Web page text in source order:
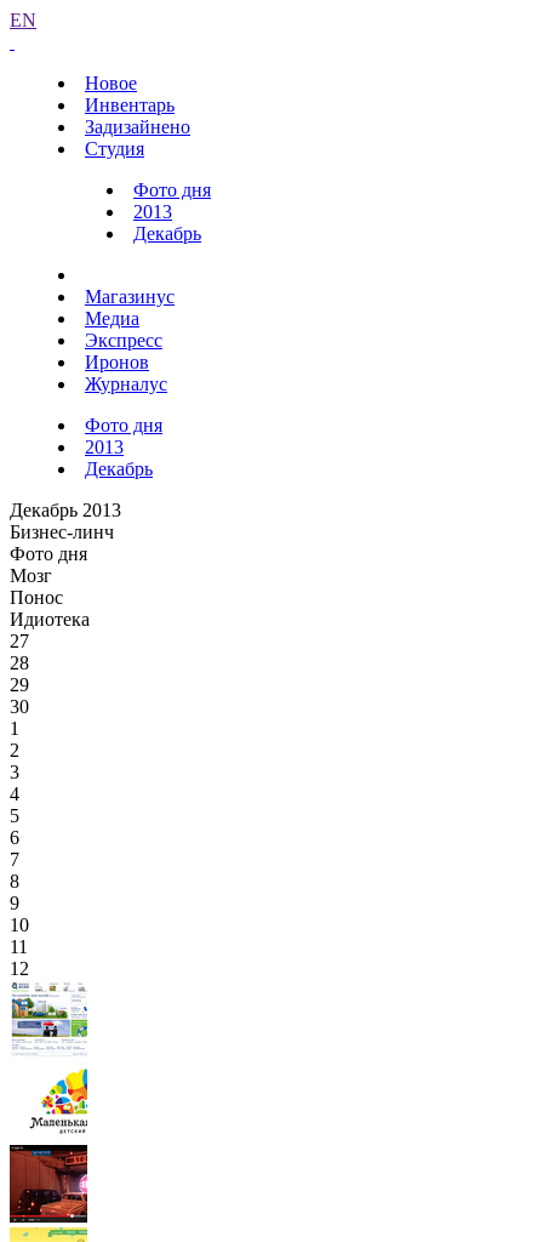
EN
Новое
Инвентарь
Задизайнено
Студия
Фото дня
2013
Декабрь
Магазинус
Медиа
Экспресс
Иронов
Журналус
Фото дня
2013
Декабрь
Декабрь 2013
Бизнес-линч
Фото дня
Мозг
Понос
Идиотека
27
28
29
30
1
2
3
4
5
6
7
8
9
10
11
12